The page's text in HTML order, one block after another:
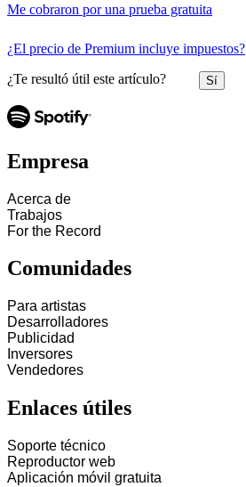
Me cobraron por una prueba gratuita
¿El precio de Premium incluye impuestos?
¿Te resultó útil este artículo? Sí
Empresa
Acerca de
Trabajos
For the Record
Comunidades
Para artistas
Desarrolladores
Publicidad
Inversores
Vendedores
Enlaces útiles
Soporte técnico
Reproductor web
Aplicación móvil gratuita